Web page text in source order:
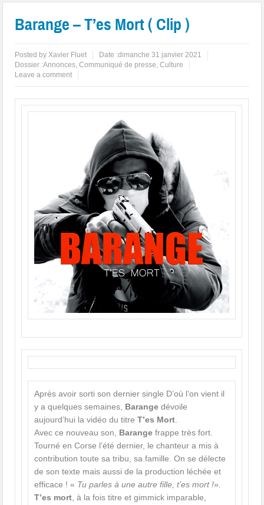
Barange – T’es Mort ( Clip )
Posted byXavier Fluet Date :dimanche 31 janvier 2021
Dossier :Annonces,Communiqué de presse,Culture
Leave a comment
Après avoir sorti son dernier single D’où l’on vient il
y a quelques semaines, Barange dévoile
aujourd’hui la vidéo du titreT’es Mort
Avec ce nouveau son, Barange frappe très fort.
Tourné en Corse l’été dernier, le chanteur a mis à
contribution toute sa tribu, sa famille. On se délecte
de son texte mais aussi de la production léchée et
efficace ! « Tu parles à une autre fille, t’es mort !».
T’es mort , à la fois titre et gimmick imparable,